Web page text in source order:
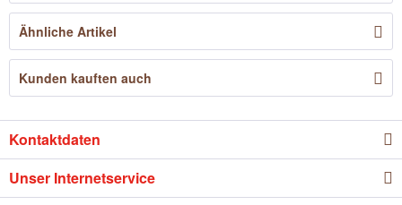
Ähnliche Artikel
Kunden kauften auch
Kontaktdaten
Unser Internetservice